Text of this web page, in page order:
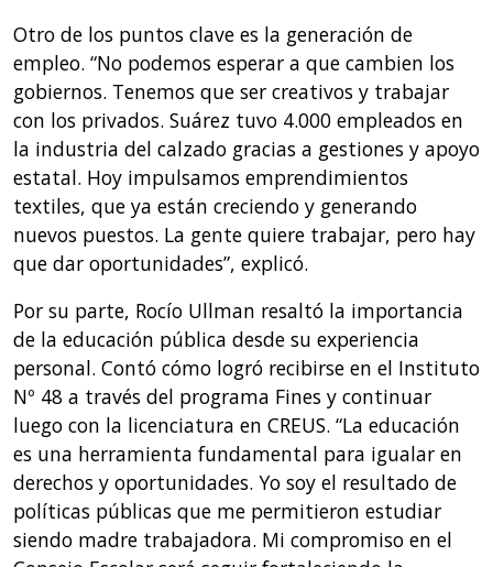
Otro de los puntos clave es la generación de
empleo. “No podemos esperar a que cambien los
gobiernos. Tenemos que ser creativos y trabajar
con los privados. Suárez tuvo 4.000 empleados en
la industria del calzado gracias a gestiones y apoyo
estatal. Hoy impulsamos emprendimientos
textiles, que ya están creciendo y generando
nuevos puestos. La gente quiere trabajar, pero hay
que dar oportunidades”, explicó.
Por su parte, Rocío Ullman resaltó la importancia
de la educación pública desde su experiencia
personal. Contó cómo logró recibirse en el Instituto
Nº 48 a través del programa Fines y continuar
luego con la licenciatura en CREUS. “La educación
es una herramienta fundamental para igualar en
derechos y oportunidades. Yo soy el resultado de
políticas públicas que me permitieron estudiar
siendo madre trabajadora. Mi compromiso en el